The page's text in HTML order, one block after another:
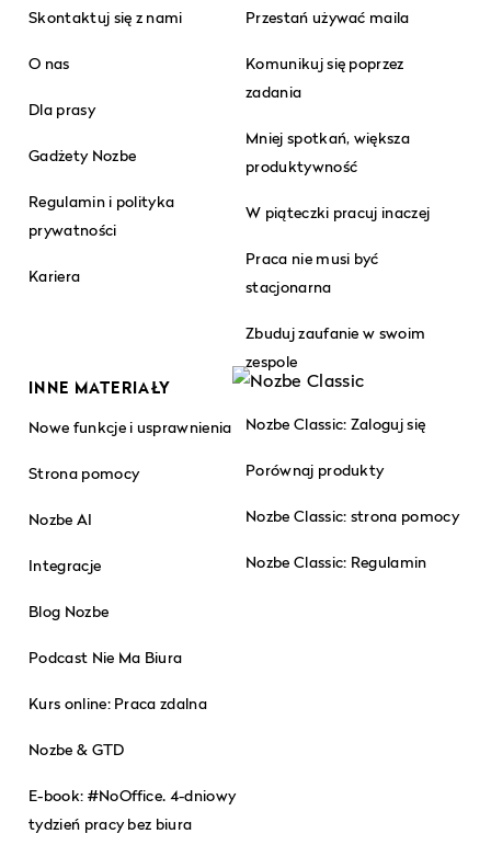
Skontaktuj się z nami
O nas
Dla prasy
Gadżety Nozbe
Regulamin i polityka
prywatności
Kariera
Przestań używać maila
Komunikuj się poprzez
zadania
Mniej spotkań, większa
produktywność
W piąteczki pracuj inaczej
Praca nie musi być
stacjonarna
Zbuduj zaufanie w swoim
zespole
INNE MATERIAŁY
Nowe funkcje i usprawnienia
Strona pomocy
Nozbe AI
Integracje
Blog Nozbe
Podcast Nie Ma Biura
Kurs online: Praca zdalna
Nozbe & GTD
E-book: #NoOffice. 4-dniowy
tydzień pracy bez biura
Nozbe Classic: Zaloguj się
Porównaj produkty
Nozbe Classic: strona pomocy
Nozbe Classic: Regulamin